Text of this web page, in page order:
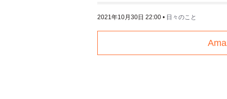
2021年10月30日 22:00 • 日々のこと